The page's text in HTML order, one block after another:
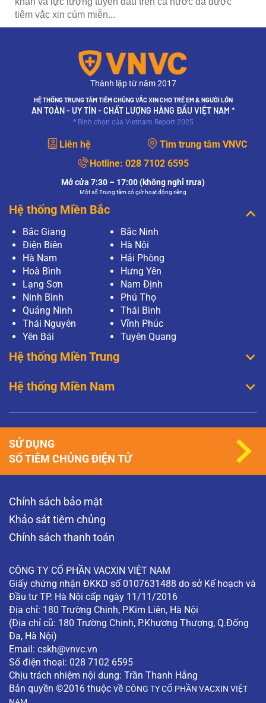
tiêm vắc xin cúm miễn...
Thành lập từ năm 2017
HỆ THỐNG TRUNG TÂM TIÊM CHỦNG VẮC XIN CHO TRẺ EM & NGƯỜI LỚN
AN TOÀN - UY TÍN - CHẤT LƯỢNG HÀNG ĐẦU VIỆT NAM *
* Bình chọn của Vietnam Report 2025
Liên hệ
Tìm trung tâm VNVC
Hotline: 028 7102 6595
Mở cửa 7:30 – 17:00 (không nghỉ trưa)
Một số Trung tâm có giờ hoạt động riêng
Hệ thống Miền Bắc
Bắc Giang
Bắc Ninh
Điện Biên
Hà Nội
Hà Nam
Hải Phòng
Hoà Bình
Hưng Yên
Lạng Sơn
Nam Định
Ninh Bình
Phú Thọ
Quảng Ninh
Thái Bình
Thái Nguyên
Vĩnh Phúc
Yên Bái
Tuyên Quang
Hệ thống Miền Trung
Hệ thống Miền Nam
Chính sách bảo mật
Khảo sát tiêm chủng
Chính sách thanh toán
CÔNG TY CỔ PHẦN VACXIN VIỆT NAM
Giấy chứng nhận ĐKKD số 0107631488 do sở Kế hoạch và
Đầu tư TP. Hà Nội cấp ngày 11/11/2016
Địa chỉ: 180 Trường Chinh, P.Kim Liên, Hà Nội
(Địa chỉ cũ: 180 Trường Chinh, P.Khương Thượng, Q.Đống
Đa, Hà Nội)
Email: cskh@vnvc.vn
Số điện thoại: 028 7102 6595
Chịu trách nhiệm nội dung: Trần Thanh Hằng
Bản quyền ©2016 thuộc về CÔNG TY CỔ PHẦN VACXIN VIỆT
SỬ DỤNG
SỔ TIÊM CHỦNG ĐIỆN TỬ